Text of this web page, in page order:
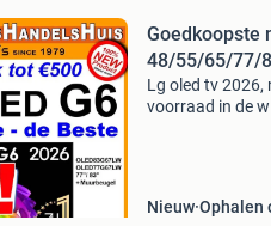
Goedkoopste
48/55/65/77/
Lg oled tv 2026,
voorraad in de
Nieuw Ophalen